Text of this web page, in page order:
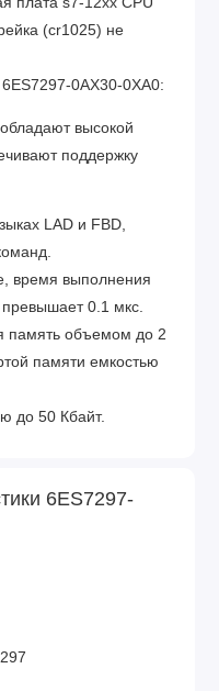
(cr1025) не
0AX30-0XA0:
высокой
поддержку
LAD и FBD,
время выполнения
0.1 мкс.
память объемом до 2
памяти емкостью
до 50 Кбайт.
универсального
вводить
перебоях в
6ES7297-